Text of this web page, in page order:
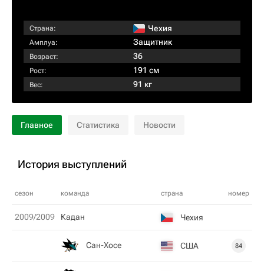
Страна: Чехия
Амплуа: Защитник
Возраст: 36
Рост: 191 см
Вес: 91 кг
Главное Статистика Новости
История выступлений
сезон команда страна номер
2009/2009 Кадан Чехия
Сан-Хосе США 84